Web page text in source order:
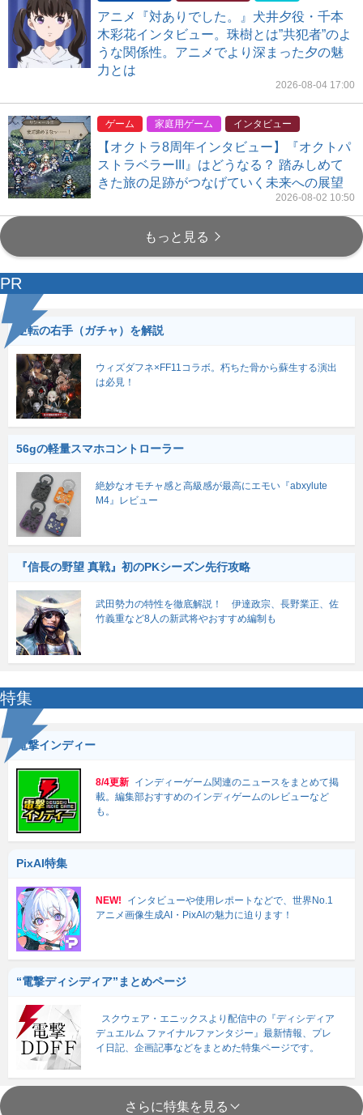
アニメ『対ありでした。』犬井夕役・千本
木彩花インタビュー。珠樹とは”共犯者”のよ
うな関係性。アニメでより深まった夕の魅
力とは
2026-08-04 17:00
ゲーム 家庭用ゲーム インタビュー
【オクトラ8周年インタビュー】『オクトパ
ストラベラーIII』はどうなる？ 踏みしめて
きた旅の足跡がつなげていく未来への展望
2026-08-02 10:50
もっと見る
PR
逆転の右手（ガチャ）を解説
ウィズダフネ×FF11コラボ。朽ちた骨から蘇生する演出
は必見！
56gの軽量スマホコントローラー
絶妙なオモチャ感と高級感が最高にエモい『abxylute
M4』レビュー
『信長の野望 真戦』初のPKシーズン先行攻略
武田勢力の特性を徹底解説！ 伊達政宗、長野業正、佐
竹義重など8人の新武将やおすすめ編制も
特集
電撃インディー
8/4更新 インディーゲーム関連のニュースをまとめて掲
載。編集部おすすめのインディゲームのレビューなど
も。
PixAI特集
NEW!
インタビューや使用レポートなどで、世界No.1
アニメ画像生成AI・PixAIの魅力に迫ります！
“電撃ディシディア”まとめページ
スクウェア・エニックスより配信中の『ディシディア
デュエルム ファイナルファンタジー』最新情報、プレ
イ日記、企画記事などをまとめた特集ページです。
さらに特集を見る